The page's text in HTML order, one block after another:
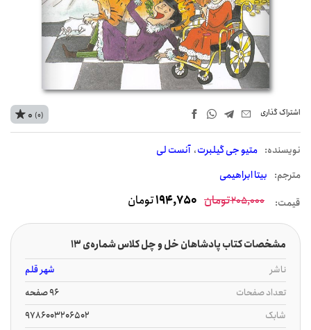
اشتراک‌ گذاری
نويسنده: متیو جی گیلبرت آنست لی
مترجم: بیتا ابراهیمی
0 (0)
قیمت: 205,000تومان 194,750تومان
مشخصات کتاب پادشاهان خل و چل کلاس شماره‌ی 13
ناشر
شهر قلم
تعداد صفحات
96 صفحه
شابک
9786003206502